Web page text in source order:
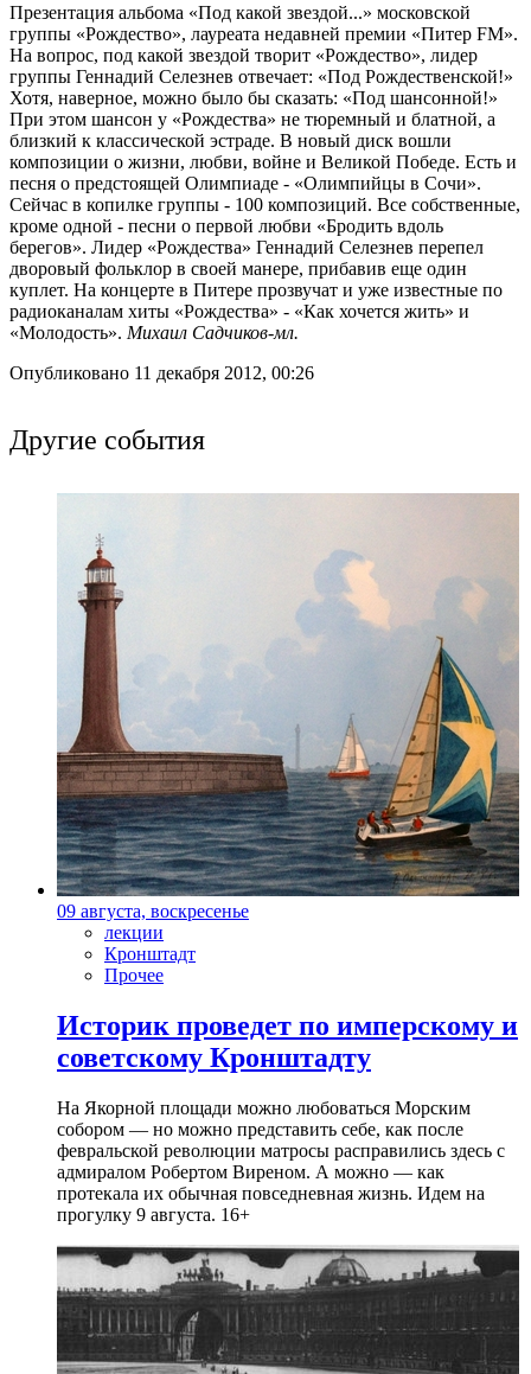
Презентация альбома «Под какой звездой...» московской
группы «Рождество», лауреата недавней премии «Питер FM».
На вопрос, под какой звездой творит «Рождество», лидер
группы Геннадий Селезнев отвечает: «Под Рождественской!»
Хотя, наверное, можно было бы сказать: «Под шансонной!»
При этом шансон у «Рождества» не тюремный и блатной, а
близкий к классической эстраде. В новый диск вошли
композиции о жизни, любви, войне и Великой Победе. Есть и
песня о предстоящей Олимпиаде - «Олимпийцы в Сочи».
Сейчас в копилке группы - 100 композиций. Все собственные,
кроме одной - песни о первой любви «Бродить вдоль
берегов». Лидер «Рождества» Геннадий Селезнев перепел
дворовый фольклор в своей манере, прибавив еще один
куплет. На концерте в Питере прозвучат и уже известные по
радиоканалам хиты «Рождества» - «Как хочется жить» и
«Молодость». Михаил Садчиков-мл.
Опубликовано 11 декабря 2012, 00:26
Другие события
09 августа, воскресенье
лекции
Кронштадт
Прочее
Историк проведет по имперскому и
советскому Кронштадту
На Якорной площади можно любоваться Морским
собором — но можно представить себе, как после
февральской революции матросы расправились здесь с
адмиралом Робертом Виреном. А можно — как
протекала их обычная повседневная жизнь. Идем на
прогулку 9 августа. 16+